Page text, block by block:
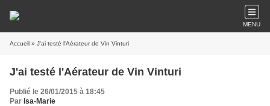
MENU
Accueil » J'ai testé l'Aérateur de Vin Vinturi
J'ai testé l'Aérateur de Vin Vinturi
Publié le 26/01/2015 à 18:45
Par Isa-Marie